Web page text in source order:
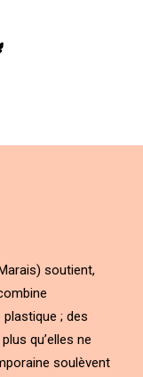
soutient,
; des
qu’elles ne
soulèvent